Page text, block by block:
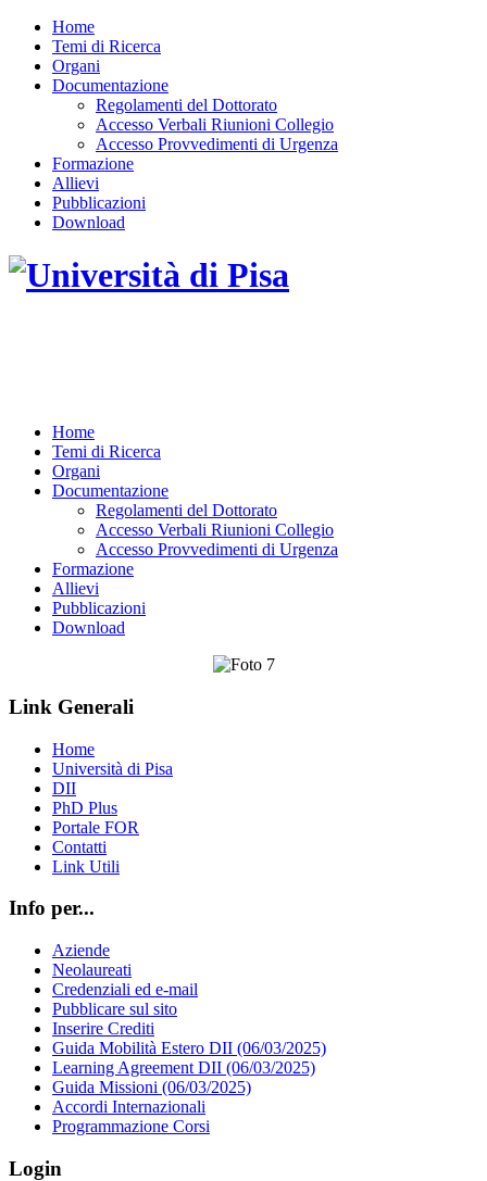
Home
Temi di Ricerca
Organi
Documentazione
Regolamenti del Dottorato
Accesso Verbali Riunioni Collegio
Accesso Provvedimenti di Urgenza
Formazione
Allievi
Pubblicazioni
Download
Home
Temi di Ricerca
Organi
Documentazione
Regolamenti del Dottorato
Accesso Verbali Riunioni Collegio
Accesso Provvedimenti di Urgenza
Formazione
Allievi
Pubblicazioni
Download
Link Generali
Home
Università di Pisa
DII
PhD Plus
Portale FOR
Contatti
Link Utili
Info per...
Aziende
Neolaureati
Credenziali ed e-mail
Pubblicare sul sito
Inserire Crediti
Guida Mobilità Estero DII (06/03/2025)
Learning Agreement DII (06/03/2025)
Guida Missioni (06/03/2025)
Accordi Internazionali
Programmazione Corsi
Login